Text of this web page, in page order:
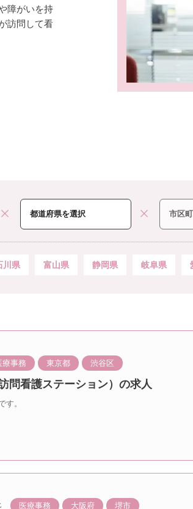
障がいを持
訪問して看
川県 富山県 静岡県 岐阜県
療事務 東京都 渋谷区
問看護ステーション）の求人
す。
医療事務 大阪府 堺市